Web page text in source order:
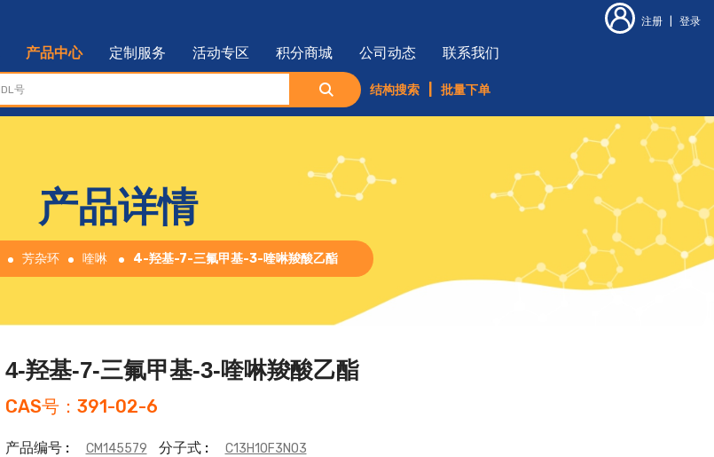
注册 登录
产品中心 定制服务 活动专区 积分商城 公司动态 联系我们
结构搜索 批量下单
产品详情
芳杂环 喹啉 4-羟基-7-三氟甲基-3-喹啉羧酸乙酯
4-羟基-7-三氟甲基-3-喹啉羧酸乙酯
CAS号：391-02-6
产品编号 : CM145579 分子式 : C13H10F3NO3